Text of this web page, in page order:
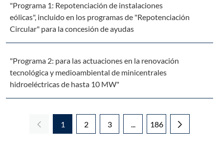
"Programa 1: Repotenciación de instalaciones
eólicas", incluido en los programas de "Repotenciación
Circular" para la concesión de ayudas
"Programa 2: para las actuaciones en la renovación
tecnológica y medioambiental de minicentrales
hidroeléctricas de hasta 10 MW"
Página
1
Página
2
Página
3
Páginas intermedias Use
Página
186